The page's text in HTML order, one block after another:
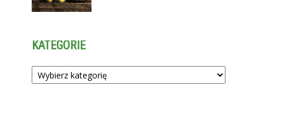
KATEGORIE
Kategorie